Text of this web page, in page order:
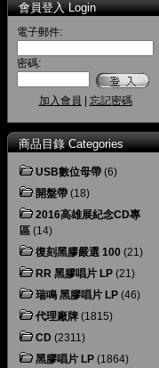
會員登入 Login
電子郵件:
密碼:
加入會員 忘記密碼
商品目錄 Categories
USB數位母帶 (6)
開盤帶 (18)
2016高雄展紀念CD專
區 (14)
復刻黑膠嚴選 100 (21)
RR 黑膠唱片 LP (21)
瑞鳴 黑膠唱片 LP (46)
代理廠牌 (1815)
CD (2311)
黑膠唱片 LP (1864)